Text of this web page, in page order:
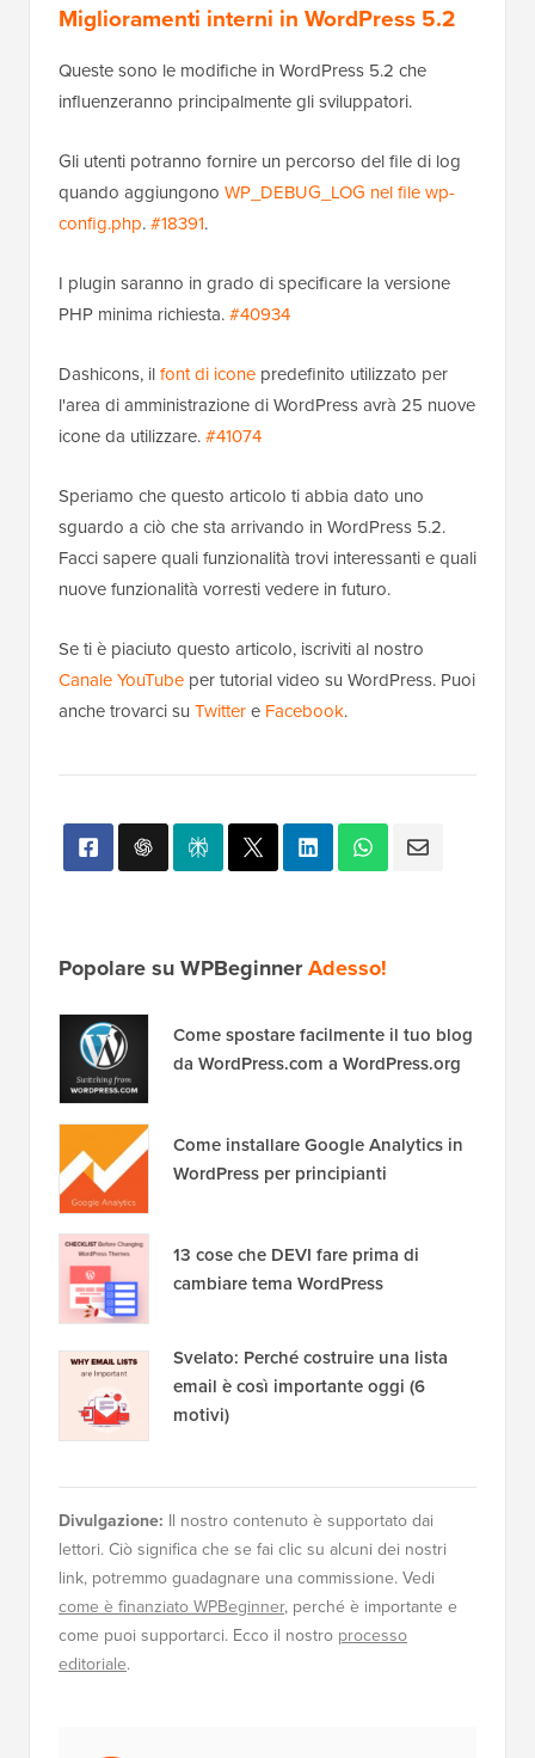
Miglioramenti interni in WordPress 5.2
Queste sono le modifiche in WordPress 5.2 che
influenzeranno principalmente gli sviluppatori.
Gli utenti potranno fornire un percorso del file di log
quando aggiungono WP_DEBUG_LOG nel file wp-
config.php.#18391.
I plugin saranno in grado di specificare la versione
PHP minima richiesta.#40934
Dashicons, ilfont di icone predefinito utilizzato per
l'area di amministrazione di WordPress avrà 25 nuove
icone da utilizzare.#41074
Speriamo che questo articolo ti abbia dato uno
sguardo a ciò che sta arrivando in WordPress 5.2.
Facci sapere quali funzionalità trovi interessanti e quali
nuove funzionalità vorresti vedere in futuro.
Se ti è piaciuto questo articolo, iscriviti al nostro
Canale YouTube per tutorial video su WordPress. Puoi
anche trovarci su Twittere Facebook.
Popolare su WPBeginnerAdesso!
Come spostare facilmente il tuo blog
da WordPress.com a WordPress.org
Come installare Google Analytics in
WordPress per principianti
13 cose che DEVI fare prima di
cambiare tema WordPress
Svelato: Perché costruire una lista
email è così importante oggi (6
motivi)
Divulgazione: Il nostro contenuto è supportato dai
lettori. Ciò significa che se fai clic su alcuni dei nostri
link, potremmo guadagnare una commissione. Vedi
come è finanziato WPBeginner, perché è importante e
come puoi supportarci. Ecco il nostro processo
editoriale.